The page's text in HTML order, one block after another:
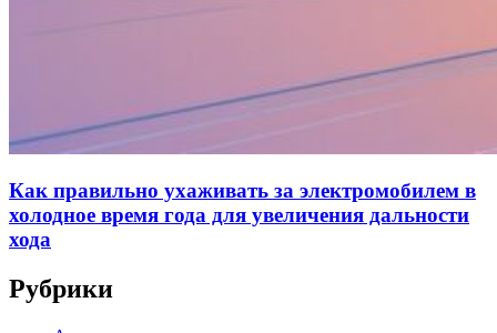
Как правильно ухаживать за электромобилем в
холодное время года для увеличения дальности
хода
Рубрики